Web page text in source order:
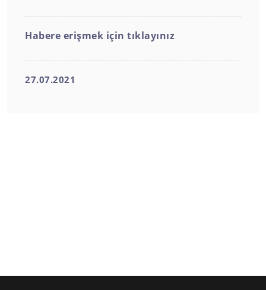
Habere erişmek için tıklayınız
27.07.2021